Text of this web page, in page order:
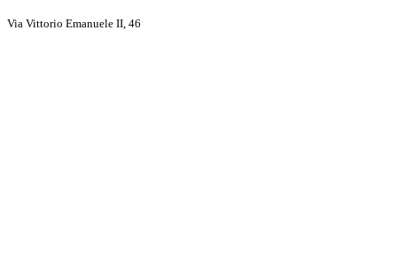
Via Vittorio Emanuele II, 46